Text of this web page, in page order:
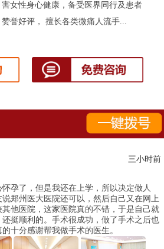
害女性身心健康，备受医界同行及患者
赞誉好评， 擅长各类微痛人流手...
三小时前
孕了，但是我还在上学，所以决定做人
郑州医大医院还可以，然后自己又在网上
其他医院，这家医院真的不错，于是自己就
挺顺利的。手术很成功，做了手术之后也
十分感谢帮我做手术的医生。